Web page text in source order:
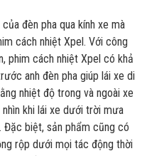
đèn pha qua kính xe mà
cách nhiệt Xpel. Với công
phim cách nhiệt Xpel có khả
anh đèn pha giúp lái xe di
nhiệt độ trong và ngoài xe
khi lái xe dưới trời mưa
biệt, sản phẩm cũng có
rộp dưới mọi tác động thời